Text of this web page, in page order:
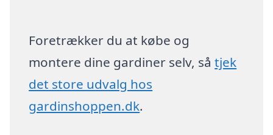
Foretrækker du at købe og
montere dine gardiner selv, såtjek
det store udvalg hos
gardinshoppen.dk.